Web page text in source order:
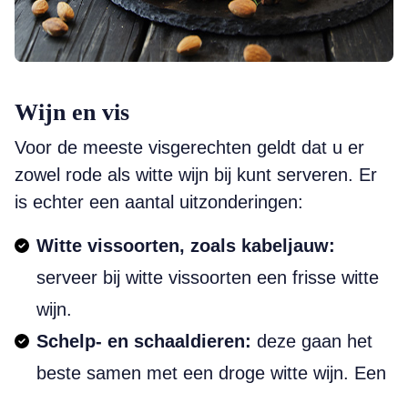
Wijn en vis
Voor de meeste visgerechten geldt dat u er
zowel rode als witte wijn bij kunt serveren. Er
is echter een aantal uitzonderingen:
Witte vissoorten, zoals kabeljauw:
serveer bij witte vissoorten een frisse witte
wijn.
Schelp- en schaaldieren: deze gaan het
beste samen met een droge witte wijn. Een